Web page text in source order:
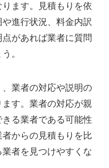
ます。見積もりを依
進行状況、料金内訳
があれば業者に質問
。
業者の対応や説明の
す。業者の対応が親
る業者である可能性
からの見積もりを比
者を見つけやすくな